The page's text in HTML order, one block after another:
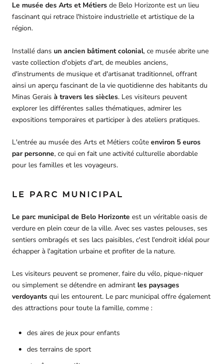
Le musée des Arts et Métiers de Belo Horizonte est un lieu
fascinant qui retrace l'histoire industrielle et artistique de la
région.
Installé dans un ancien bâtiment colonial, ce musée abrite une
vaste collection d'objets d'art, de meubles anciens,
d'instruments de musique et d'artisanat traditionnel, offrant
ainsi un aperçu fascinant de la vie quotidienne des habitants du
Minas Gerais à travers les siècles. Les visiteurs peuvent
explorer les différentes salles thématiques, admirer les
expositions temporaires et participer à des ateliers pratiques.
L'entrée au musée des Arts et Métiers coûte environ 5 euros
par personne, ce qui en fait une activité culturelle abordable
pour les familles et les voyageurs.
LE PARC MUNICIPAL
Le parc municipal de Belo Horizonte est un véritable oasis de
verdure en plein cœur de la ville. Avec ses vastes pelouses, ses
sentiers ombragés et ses lacs paisibles, c'est l'endroit idéal pour
échapper à l'agitation urbaine et profiter de la nature.
Les visiteurs peuvent se promener, faire du vélo, pique-niquer
ou simplement se détendre en admirant les paysages
verdoyants qui les entourent. Le parc municipal offre également
des attractions pour toute la famille, comme :
des aires de jeux pour enfants
des terrains de sport